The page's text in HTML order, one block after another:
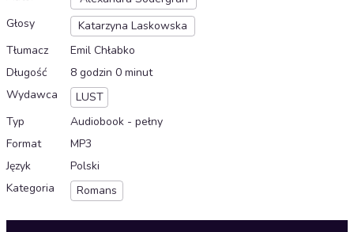
Głosy
Katarzyna Laskowska
Tłumacz
Emil Chłabko
Długość
8 godzin 0 minut
Wydawca
LUST
Typ
Audiobook - pełny
Format
MP3
Język
Polski
Kategoria
Romans